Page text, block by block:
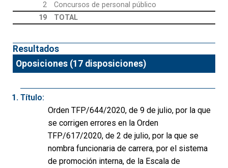
2
Concursos de personal público
19
TOTAL
Resultados
Oposiciones (17 disposiciones)
Título:
Orden TFP/644/2020, de 9 de julio, por la que
se corrigen errores en la Orden
TFP/617/2020, de 2 de julio, por la que se
nombra funcionaria de carrera, por el sistema
de promoción interna, de la Escala de